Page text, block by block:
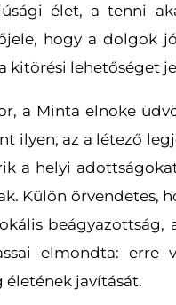
élet, a tenni
hogy a dolgok
kitörési lehetőséget
a Minta elnöke
ilyen, az a létező
a helyi
Külön örvendetes,
elmondta:
életének javítását.